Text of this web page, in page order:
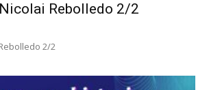
Rebolledo 2/2
2/2